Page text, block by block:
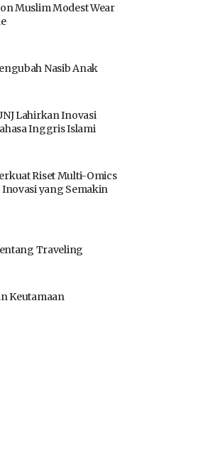
Muslim Modest Wear
Nasib Anak
Lahirkan Inovasi
Inggris Islami
Riset Multi-Omics
yang Semakin
Traveling
Keutamaan